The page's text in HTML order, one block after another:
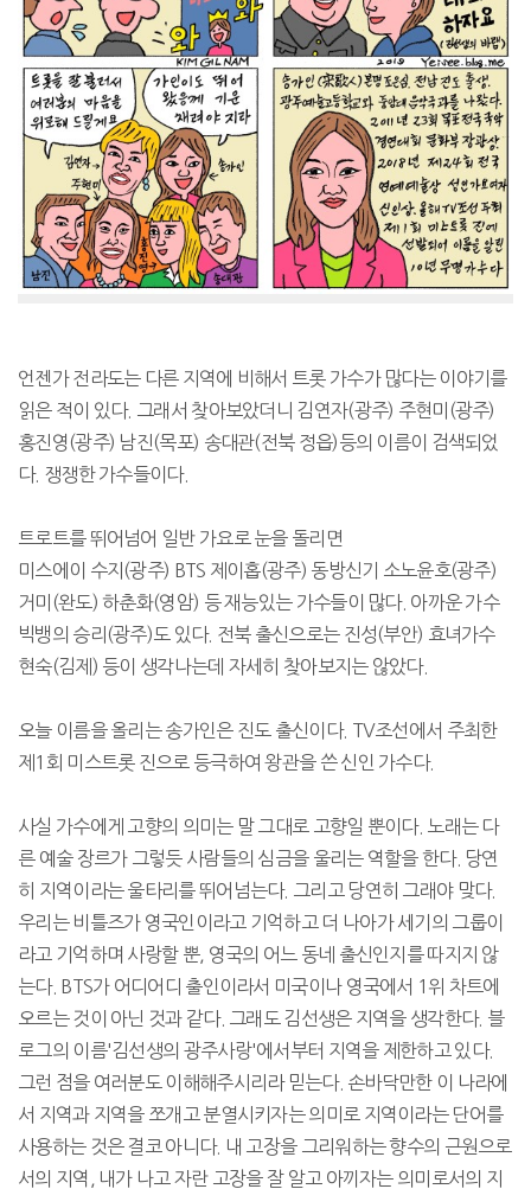
언젠가 전라도는 다른 지역에 비해서 트롯 가수가 많다는 이야기를
읽은 적이 있다. 그래서 찾아보았더니 김연자(광주) 주현미(광주)
홍진영(광주) 남진(목포) 송대관(전북 정읍)등의 이름이 검색되었
다. 쟁쟁한 가수들이다.
트로트를 뛰어넘어 일반 가요로 눈을 돌리면
미스에이 수지(광주) BTS 제이홉(광주) 동방신기 소노윤호(광주)
거미(완도) 하춘화(영암) 등 재능있는 가수들이 많다. 아까운 가수
빅뱅의 승리(광주)도 있다. 전북 출신으로는 진성(부안) 효녀가수
현숙(김제) 등이 생각나는데 자세히 찾아보지는 않았다.
오늘 이름을 올리는 송가인은 진도 출신이다. TV조선에서 주최한
제1회 미스트롯 진으로 등극하여 왕관을 쓴 신인 가수다.
사실 가수에게 고향의 의미는 말 그대로 고향일 뿐이다. 노래는 다
른 예술 장르가 그렇듯 사람들의 심금을 울리는 역할을 한다. 당연
히 지역이라는 울타리를 뛰어넘는다. 그리고 당연히 그래야 맞다.
우리는 비틀즈가 영국인이라고 기억하고 더 나아가 세기의 그룹이
라고 기억하며 사랑할 뿐, 영국의 어느 동네 출신인지를 따지지 않
는다. BTS가 어디어디 출인이라서 미국이나 영국에서 1위 차트에
오르는 것이 아닌 것과 같다. 그래도 김선생은 지역을 생각한다. 블
로그의 이름'김선생의 광주사랑'에서부터 지역을 제한하고 있다.
그런 점을 여러분도 이해해주시리라 믿는다. 손바닥만한 이 나라에
서 지역과 지역을 쪼개고 분열시키자는 의미로 지역이라는 단어를
사용하는 것은 결코 아니다. 내 고장을 그리워하는 향수의 근원으로
서의 지역, 내가 나고 자란 고장을 잘 알고 아끼자는 의미로서의 지